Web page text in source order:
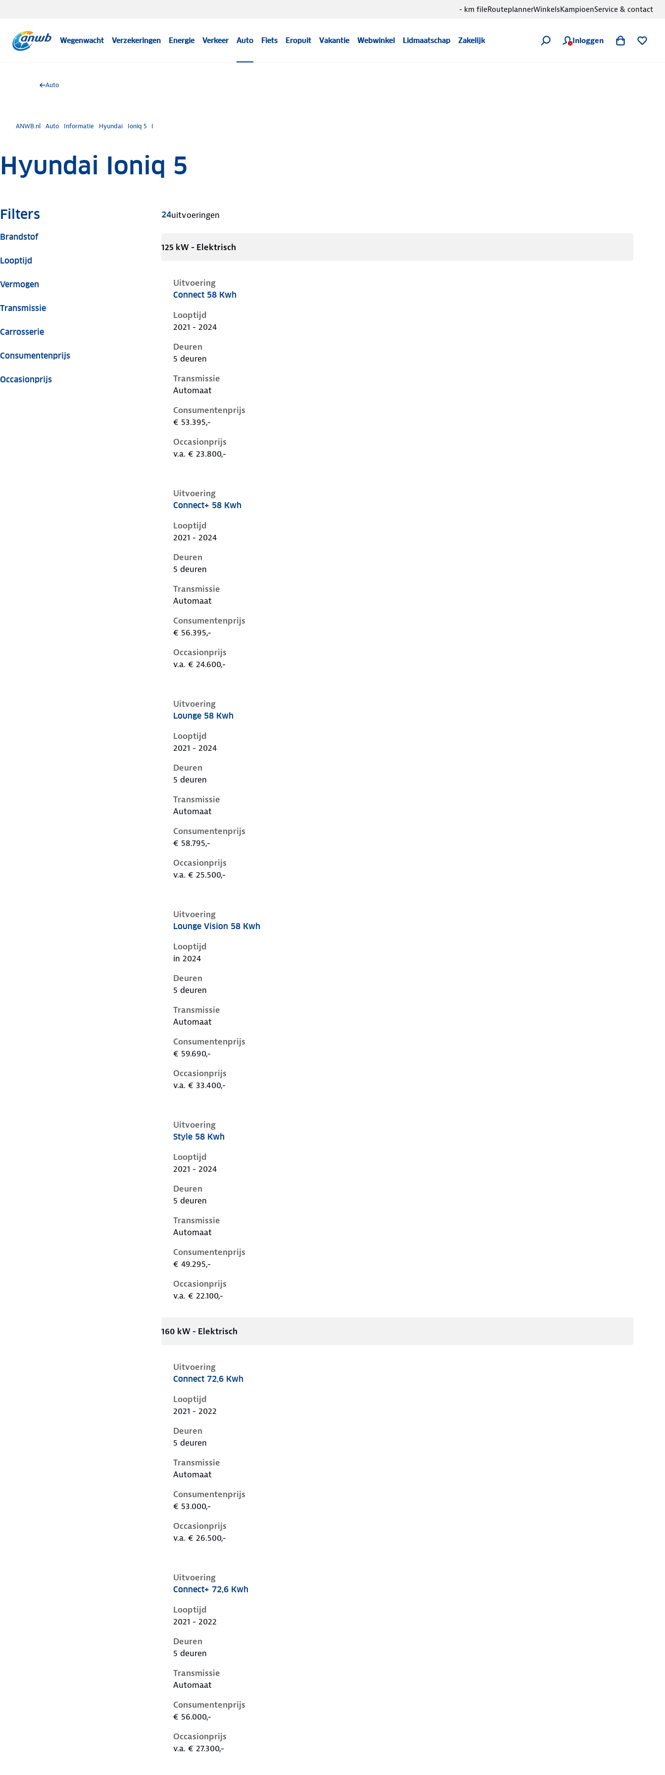
Wegenwacht Verzekeringen Energie Verkeer Auto Fiets Eropuit Vakantie Webwinkel Lidmaatschap Zakelijk Inloggen
- km fileRouteplannerWinkelsKampioenService & contact
Auto
ANWB.nl Auto Informatie Hyundai Ioniq 5 I
Hyundai Ioniq 5
Filters
Brandstof
Looptijd
Vermogen
Transmissie
Carrosserie
Consumentenprijs
Occasionprijs
24uitvoeringen
125 kW - Elektrisch
Uitvoering
Hyundai Ioniq 5 i, 58 kwh, 125 kW, Elektrisch, 5 deuren
Connect 58 Kwh
Looptijd
2021 - 2024
Deuren
5 deuren
Transmissie
Automaat
Consumentenprijs
€ 53.395,-
Occasionprijs
v.a. € 23.800,-
Uitvoering
Hyundai Ioniq 5 i, 58 kwh, 125 kW, Elektrisch, 5 deuren
Connect+ 58 Kwh
Looptijd
2021 - 2024
Deuren
5 deuren
Transmissie
Automaat
Consumentenprijs
€ 56.395,-
Occasionprijs
v.a. € 24.600,-
Uitvoering
Hyundai Ioniq 5 i, 58 kwh, 125 kW, Elektrisch, 5 deuren
Lounge 58 Kwh
Looptijd
2021 - 2024
Deuren
5 deuren
Transmissie
Automaat
Consumentenprijs
€ 58.795,-
Occasionprijs
v.a. € 25.500,-
Uitvoering
Hyundai Ioniq 5 i, 58 kwh, 125 kW, Elektrisch, 5 deuren
Lounge Vision 58 Kwh
Looptijd
in 2024
Deuren
5 deuren
Transmissie
Automaat
Consumentenprijs
€ 59.690,-
Occasionprijs
v.a. € 33.400,-
Uitvoering
Hyundai Ioniq 5 i, 58 kwh, 125 kW, Elektrisch, 5 deuren
Style 58 Kwh
Looptijd
2021 - 2024
Deuren
5 deuren
Transmissie
Automaat
Consumentenprijs
€ 49.295,-
Occasionprijs
v.a. € 22.100,-
160 kW - Elektrisch
Uitvoering
Hyundai Ioniq 5 i, 72,6 kwh, 160 kW, Elektrisch, 5 deuren
Connect 72,6 Kwh
Looptijd
2021 - 2022
Deuren
5 deuren
Transmissie
Automaat
Consumentenprijs
€ 53.000,-
Occasionprijs
v.a. € 26.500,-
Uitvoering
Hyundai Ioniq 5 i, 72,6 kwh, 160 kW, Elektrisch, 5 deuren
Connect+ 72,6 Kwh
Looptijd
2021 - 2022
Deuren
5 deuren
Transmissie
Automaat
Consumentenprijs
€ 56.000,-
Occasionprijs
v.a. € 27.300,-